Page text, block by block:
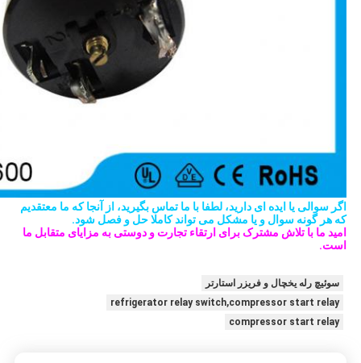
اگر سوالی یا ایده ای دارید، لطفا با ما تماس بگیرید، از آنجا که ما معتقدیم
که هر گونه سوال و یا مشکل می تواند کاملا حل و فصل شود.
امید ما با تلاش مشترک برای ارتقاء تجارت و دوستی به مزایای متقابل ما
است.
سوئیچ رله یخچال و فریزر استارتر
refrigerator relay switch,compressor start relay
compressor start relay